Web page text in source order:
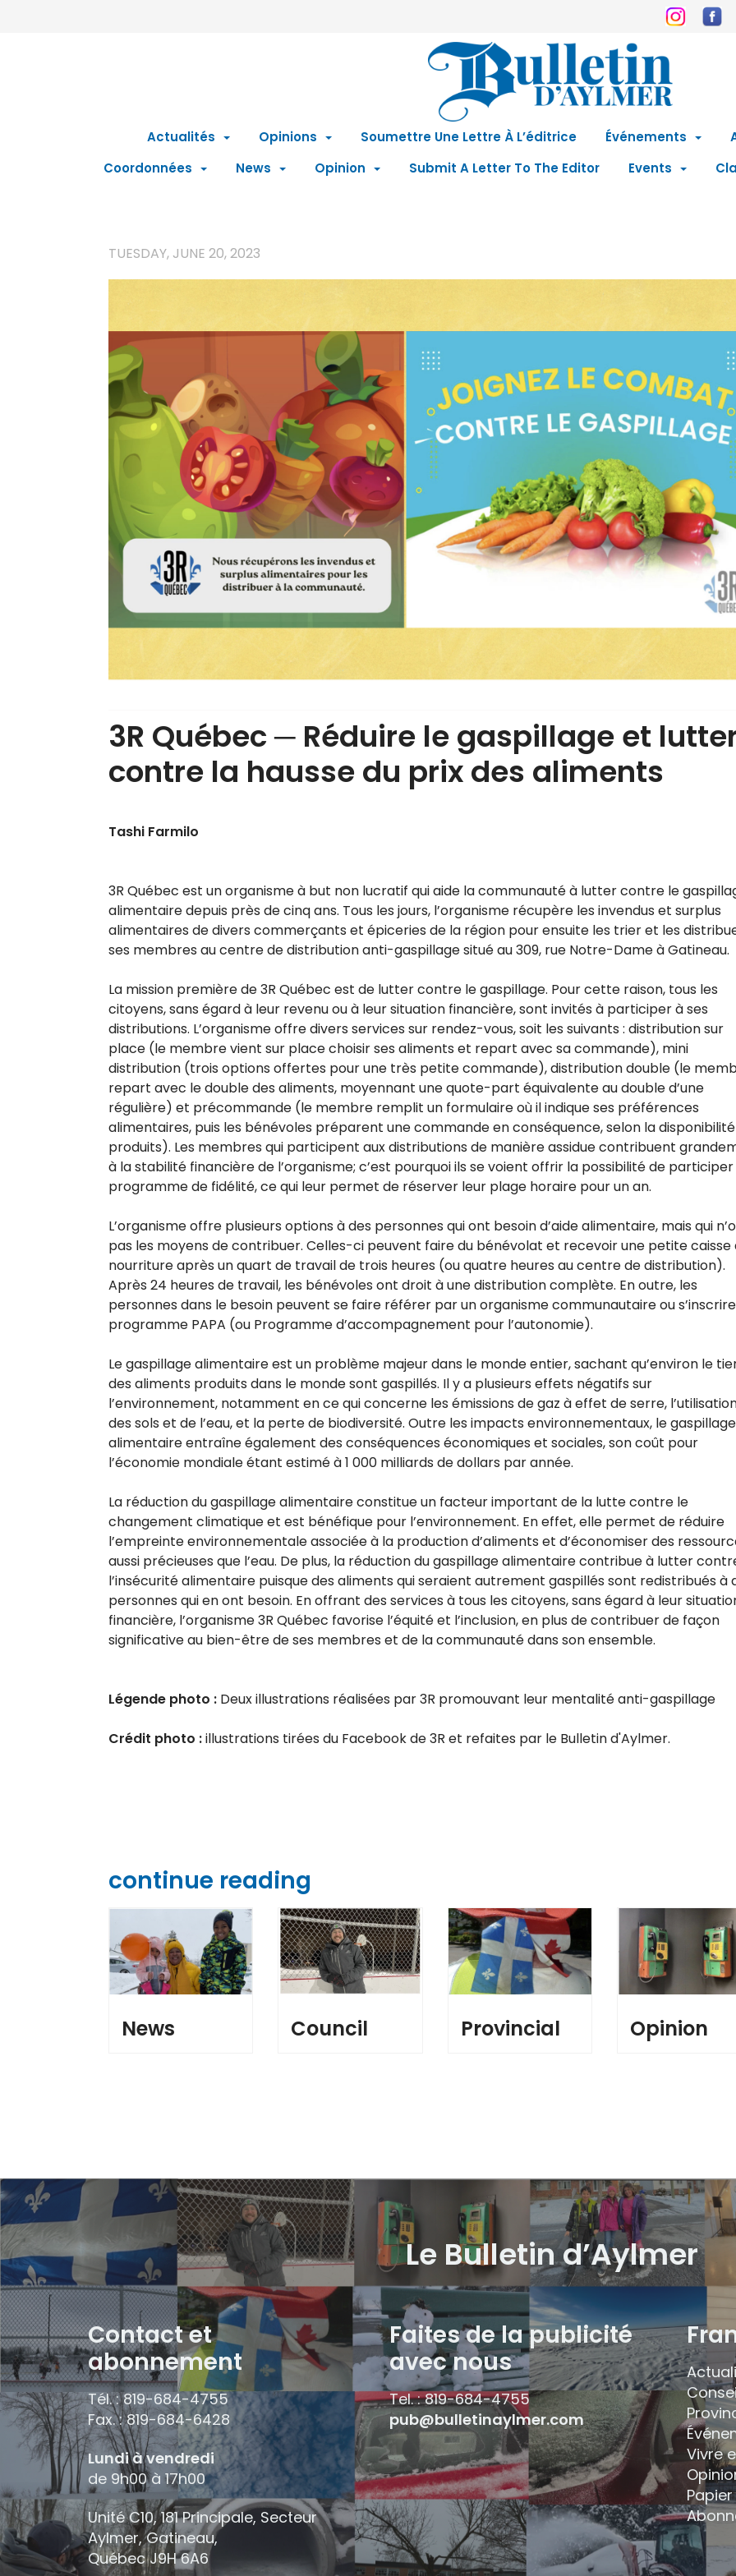
Actualités Opinions Soumettre Une Lettre À L’éditrice Événements
Coordonnées
News Opinion Submit A Letter To The Editor Events
TUESDAY, JUNE 20, 2023
3R Québec ─ Réduire le gaspillage et
contre la hausse du prix des aliments
Tashi Farmilo
3R Québec est un organisme à but non lucratif qui aide la communauté à lutter contre le
alimentaire depuis près de cinq ans. Tous les jours, l’organisme récupère les invendus et surplus
alimentaires de divers commerçants et épiceries de la région pour ensuite les trier et les
ses membres au centre de distribution anti-gaspillage situé au 309, rue Notre-Dame à Gatineau.
La mission première de 3R Québec est de lutter contre le gaspillage. Pour cette raison, tous les
citoyens, sans égard à leur revenu ou à leur situation financière, sont invités à participer à ses
distributions. L’organisme offre divers services sur rendez-vous, soit les suivants : distribution sur
place (le membre vient sur place choisir ses aliments et repart avec sa commande), mini
distribution (trois options offertes pour une très petite commande), distribution double (le
repart avec le double des aliments, moyennant une quote-part équivalente au double d’une
régulière) et précommande (le membre remplit un formulaire où il indique ses préférences
alimentaires, puis les bénévoles préparent une commande en conséquence, selon la
produits). Les membres qui participent aux distributions de manière assidue contribuent
à la stabilité financière de l’organisme; c’est pourquoi ils se voient offrir la possibilité de participer
programme de fidélité, ce qui leur permet de réserver leur plage horaire pour un an.
L’organisme offre plusieurs options à des personnes qui ont besoin d’aide alimentaire, mais qui
pas les moyens de contribuer. Celles-ci peuvent faire du bénévolat et recevoir une petite caisse
nourriture après un quart de travail de trois heures (ou quatre heures au centre de distribution).
Après 24 heures de travail, les bénévoles ont droit à une distribution complète. En outre, les
personnes dans le besoin peuvent se faire référer par un organisme communautaire ou
programme PAPA (ou Programme d’accompagnement pour l’autonomie).
Le gaspillage alimentaire est un problème majeur dans le monde entier, sachant qu’environ le
des aliments produits dans le monde sont gaspillés. Il y a plusieurs effets négatifs sur
l’environnement, notamment en ce qui concerne les émissions de gaz à effet de serre,
des sols et de l’eau, et la perte de biodiversité. Outre les impacts environnementaux, le gaspillage
alimentaire entraîne également des conséquences économiques et sociales, son coût pour
l’économie mondiale étant estimé à 1 000 milliards de dollars par année.
La réduction du gaspillage alimentaire constitue un facteur important de la lutte contre le
changement climatique et est bénéfique pour l’environnement. En effet, elle permet de réduire
l’empreinte environnementale associée à la production d’aliments et d’économiser des
aussi précieuses que l’eau. De plus, la réduction du gaspillage alimentaire contribue à lutter
l’insécurité alimentaire puisque des aliments qui seraient autrement gaspillés sont redistribués à
personnes qui en ont besoin. En offrant des services à tous les citoyens, sans égard à leur
financière, l’organisme 3R Québec favorise l’équité et l’inclusion, en plus de contribuer de façon
significative au bien-être de ses membres et de la communauté dans son ensemble.
Légende photo : Deux illustrations réalisées par 3R promouvant leur mentalité anti-gaspillage
Crédit photo :illustrations tirées du Facebook de 3R et refaites par le Bulletin d'Aylmer.
continue reading
News Council Provincial Opinion
Le Bulletin d’Aylmer
Contact et
abonnement
Tél. : 819-684-4755
Fax. : 819-684-6428
Lundi à vendredi
de 9h00 à 17h00
Unité C10, 181 Principale, Secteur
Aylmer, Gatineau,
QuébecJ9H 6A6
Faites de la publicité
avec nous
Tel. : 819-684-4755
pub@bulletinaylmer.com
Vivre